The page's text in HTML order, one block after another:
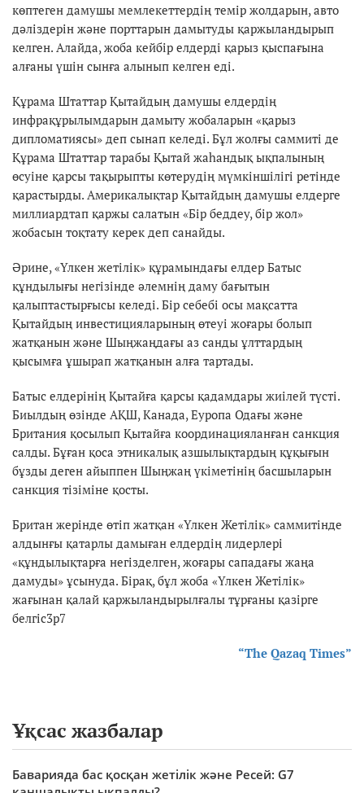
көптеген дамушы мемлекеттердің темір жолдарын, авто
дәліздерін және порттарын дамытуды қаржыландырып
келген. Алайда, жоба кейбір елдерді қарыз қыспағына
алғаны үшін сынға алынып келген еді.
Құрама Штаттар Қытайдың дамушы елдердің
инфрақұрылымдарын дамыту жобаларын «қарыз
дипломатиясы» деп сынап келеді. Бұл жолғы саммиті де
Құрама Штаттар тарабы Қытай жаһандық ықпалының
өсуіне қарсы тақырыпты көтерудің мүмкіншілігі ретінде
қарастырды. Америкалықтар Қытайдың дамушы елдерге
миллиардтап қаржы салатын «Бір беддеу, бір жол»
жобасын тоқтату керек деп санайды.
Әрине, «Үлкен жетілік» құрамындағы елдер Батыс
құндылығы негізінде әлемнің даму бағытын
қалыптастырғысы келеді. Бір себебі осы мақсатта
Қытайдың инвестицияларының өтеуі жоғары болып
жатқанын және Шыңжаңдағы аз санды ұлттардың
қысымға ұшырап жатқанын алға тартады.
Батыс елдерінің Қытайға қарсы қадамдары жиілей түсті.
Биылдың өзінде АҚШ, Канада, Еуропа Одағы және
Британия қосылып Қытайға координацияланған санкция
салды. Бұған қоса этникалық азшылықтардың құқығын
бұзды деген айыппен Шыңжаң үкіметінің басшыларын
санкция тізіміне қосты.
Британ жерінде өтіп жатқан «Үлкен Жетілік» саммитінде
алдынғы қатарлы дамыған елдердің лидерлері
«құндылықтарға негізделген, жоғары сападағы жаңа
дамуды» ұсынуда. Бірақ, бұл жоба «Үлкен Жетілік»
жағынан қалай қаржыландырылғалы тұрғаны қазірге
белгіс3p7
“The Qazaq Times”
Ұқсас жазбалар
Баварияда бас қосқан жетілік және Ресей: G7